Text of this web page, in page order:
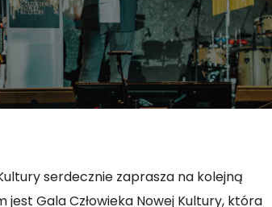
serdecznie zaprasza na kolejną
Gala Człowieka Nowej Kultury, która